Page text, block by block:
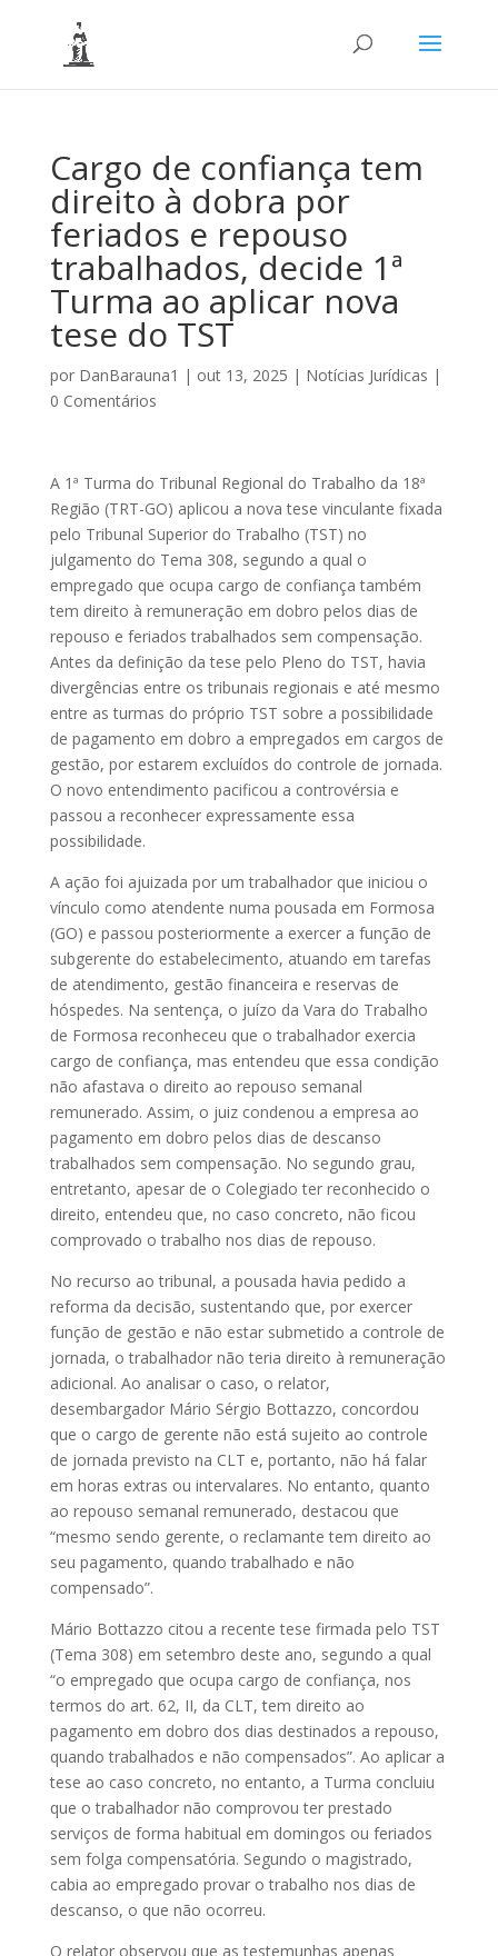
Cargo de confiança tem
direito à dobra por
feriados e repouso
trabalhados, decide 1ª
Turma ao aplicar nova
tese do TST
por DanBarauna1 | out 13, 2025 | Notícias Jurídicas |
0 Comentários
A 1ª Turma do Tribunal Regional do Trabalho da 18ª
Região (TRT-GO) aplicou a nova tese vinculante fixada
pelo Tribunal Superior do Trabalho (TST) no
julgamento do Tema 308, segundo a qual o
empregado que ocupa cargo de confiança também
tem direito à remuneração em dobro pelos dias de
repouso e feriados trabalhados sem compensação.
Antes da definição da tese pelo Pleno do TST, havia
divergências entre os tribunais regionais e até mesmo
entre as turmas do próprio TST sobre a possibilidade
de pagamento em dobro a empregados em cargos de
gestão, por estarem excluídos do controle de jornada.
O novo entendimento pacificou a controvérsia e
passou a reconhecer expressamente essa
possibilidade.
A ação foi ajuizada por um trabalhador que iniciou o
vínculo como atendente numa pousada em Formosa
(GO) e passou posteriormente a exercer a função de
subgerente do estabelecimento, atuando em tarefas
de atendimento, gestão financeira e reservas de
hóspedes. Na sentença, o juízo da Vara do Trabalho
de Formosa reconheceu que o trabalhador exercia
cargo de confiança, mas entendeu que essa condição
não afastava o direito ao repouso semanal
remunerado. Assim, o juiz condenou a empresa ao
pagamento em dobro pelos dias de descanso
trabalhados sem compensação. No segundo grau,
entretanto, apesar de o Colegiado ter reconhecido o
direito, entendeu que, no caso concreto, não ficou
comprovado o trabalho nos dias de repouso.
No recurso ao tribunal, a pousada havia pedido a
reforma da decisão, sustentando que, por exercer
função de gestão e não estar submetido a controle de
jornada, o trabalhador não teria direito à remuneração
adicional. Ao analisar o caso, o relator,
desembargador Mário Sérgio Bottazzo, concordou
que o cargo de gerente não está sujeito ao controle
de jornada previsto na CLT e, portanto, não há falar
em horas extras ou intervalares. No entanto, quanto
ao repouso semanal remunerado, destacou que
“mesmo sendo gerente, o reclamante tem direito ao
seu pagamento, quando trabalhado e não
compensado”.
Mário Bottazzo citou a recente tese firmada pelo TST
(Tema 308) em setembro deste ano, segundo a qual
“o empregado que ocupa cargo de confiança, nos
termos do art. 62, II, da CLT, tem direito ao
pagamento em dobro dos dias destinados a repouso,
quando trabalhados e não compensados”. Ao aplicar a
tese ao caso concreto, no entanto, a Turma concluiu
que o trabalhador não comprovou ter prestado
serviços de forma habitual em domingos ou feriados
sem folga compensatória. Segundo o magistrado,
cabia ao empregado provar o trabalho nos dias de
descanso, o que não ocorreu.
O relator observou que as testemunhas apenas